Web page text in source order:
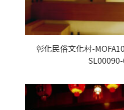
彰化民俗文化村-